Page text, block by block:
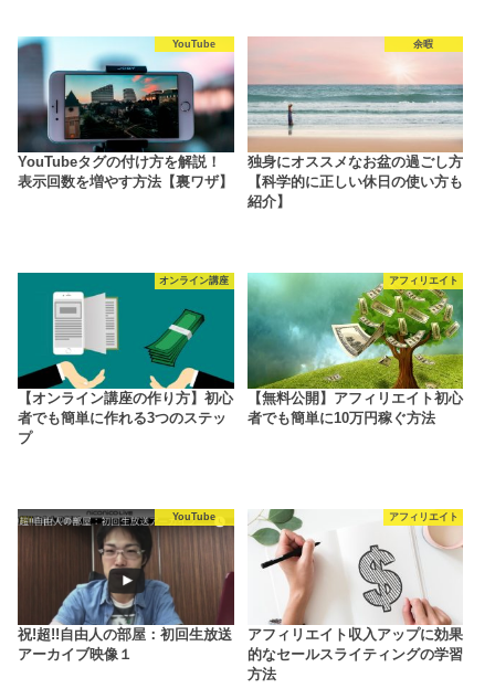
YouTube
YouTubeタグの付け方を解説！
表示回数を増やす方法【裏ワザ】
余暇
独身にオススメなお盆の過ごし方
【科学的に正しい休日の使い方も
紹介】
オンライン講座
【オンライン講座の作り方】初心
者でも簡単に作れる3つのステッ
プ
アフィリエイト
【無料公開】アフィリエイト初心
者でも簡単に10万円稼ぐ方法
YouTube
祝!超!!自由人の部屋：初回生放送
アーカイブ映像１
アフィリエイト
アフィリエイト収入アップに効果
的なセールスライティングの学習
方法